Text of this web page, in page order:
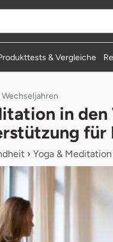
& Vergleiche
Wechseljahren
in den
für
› Yoga &